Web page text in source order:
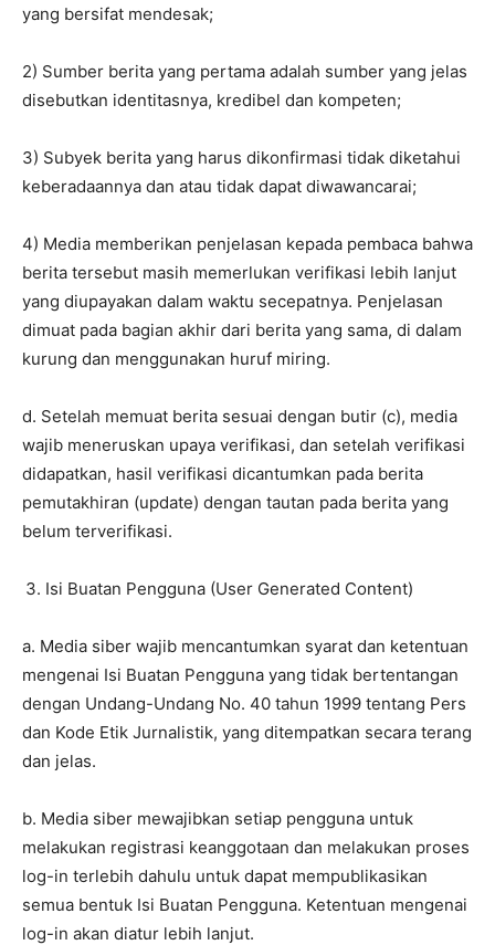
yang bersifat mendesak;
2) Sumber berita yang pertama adalah sumber yang jelas
disebutkan identitasnya, kredibel dan kompeten;
3) Subyek berita yang harus dikonfirmasi tidak diketahui
keberadaannya dan atau tidak dapat diwawancarai;
4) Media memberikan penjelasan kepada pembaca bahwa
berita tersebut masih memerlukan verifikasi lebih lanjut
yang diupayakan dalam waktu secepatnya. Penjelasan
dimuat pada bagian akhir dari berita yang sama, di dalam
kurung dan menggunakan huruf miring.
d. Setelah memuat berita sesuai dengan butir (c), media
wajib meneruskan upaya verifikasi, dan setelah verifikasi
didapatkan, hasil verifikasi dicantumkan pada berita
pemutakhiran (update) dengan tautan pada berita yang
belum terverifikasi.
Isi Buatan Pengguna (User Generated Content)
a. Media siber wajib mencantumkan syarat dan ketentuan
mengenai Isi Buatan Pengguna yang tidak bertentangan
dengan Undang-Undang No. 40 tahun 1999 tentang Pers
dan Kode Etik Jurnalistik, yang ditempatkan secara terang
dan jelas.
b. Media siber mewajibkan setiap pengguna untuk
melakukan registrasi keanggotaan dan melakukan proses
log-in terlebih dahulu untuk dapat mempublikasikan
semua bentuk Isi Buatan Pengguna. Ketentuan mengenai
log-in akan diatur lebih lanjut.